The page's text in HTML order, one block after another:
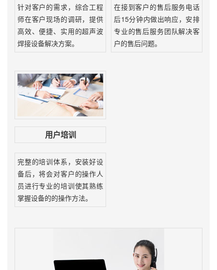
针对客户的需求，综合工程
师在客户现场的调研，提供
高效、便捷、实用的超声波
焊接设备解决方案。
在接到客户的售后服务电话
后15分钟内做出响应，安排
专业的售后服务团队解决客
户的售后问题。
用户培训
完整的培训体系，安装好设
备后，将会对客户的操作人
员进行专业的培训使其熟练
掌握设备的的操作方法。